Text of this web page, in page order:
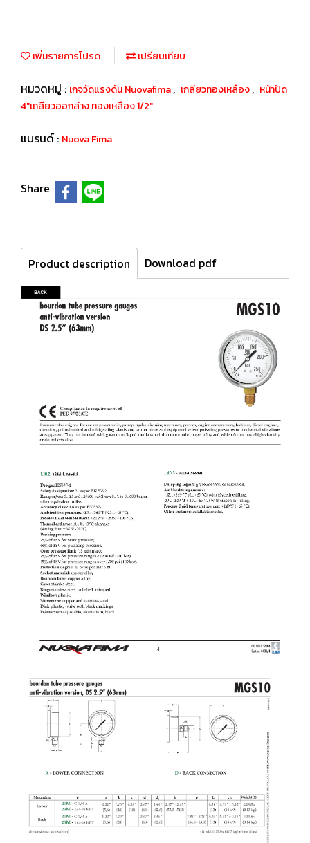
เพิ่มรายการโปรด เปรียบเทียบ
หมวดหมู่ : เกจวัดแรงดัน Nuovafima, เกลียวทองเหลือง, หน้าปัด
4"เกลียวออกล่าง ทองเหลือง 1/2"
แบรนด์ : Nuova Fima
Share
Product description Download pdf